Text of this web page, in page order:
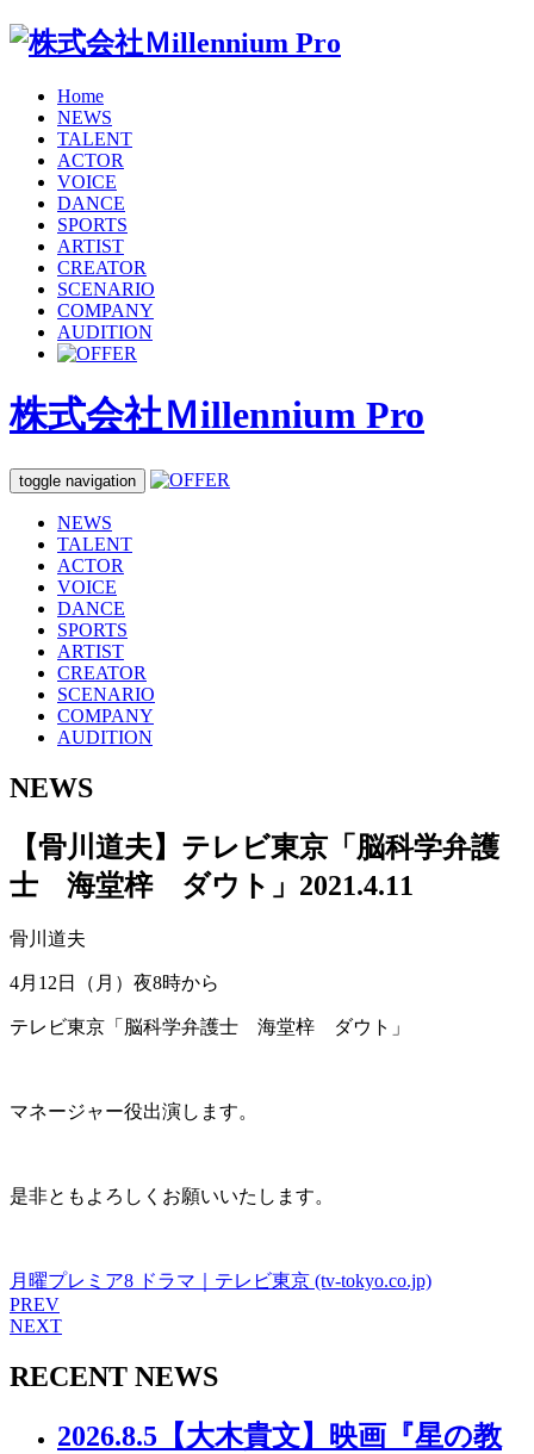
Home
NEWS
TALENT
ACTOR
VOICE
DANCE
SPORTS
ARTIST
CREATOR
SCENARIO
COMPANY
AUDITION
株式会社Ｍillennium Pro
toggle navigation
NEWS
TALENT
ACTOR
VOICE
DANCE
SPORTS
ARTIST
CREATOR
SCENARIO
COMPANY
AUDITION
NEWS
【骨川道夫】テレビ東京「脳科学弁護
士 海堂梓 ダウト」 2021.4.11
骨川道夫
4月12日（月）夜8時から
テレビ東京「脳科学弁護士 海堂梓 ダウト」
マネージャー役出演します。
是非ともよろしくお願いいたします。
月曜プレミア8 ドラマ｜テレビ東京 (tv-tokyo.co.jp)
PREV
NEXT
RECENT NEWS
2026.8.5 【大木貴文】映画『星の教